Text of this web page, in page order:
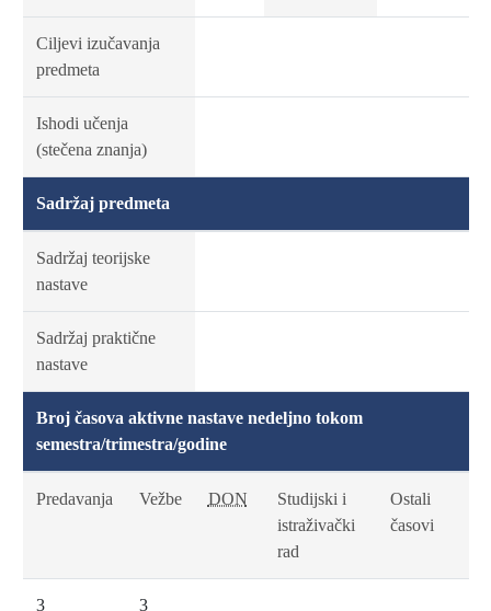
Ciljevi izučavanja
predmeta
Ishodi učenja
(stečena znanja)
Sadržaj predmeta
Sadržaj teorijske
nastave
Sadržaj praktične
nastave
Broj časova aktivne nastave nedeljno tokom
semestra/trimestra/godine
Predavanja Vežbe DON
Studijski i
istraživački
rad
Ostali
časovi
3 3